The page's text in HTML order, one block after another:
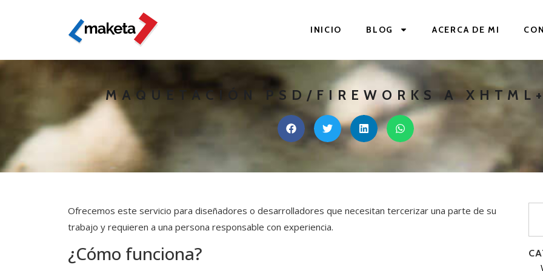
INICIO BLOG ACERCA DE MI
MAQUETACIÓN PSD/FIREWORKS A
Ofrecemos este servicio para diseñadores o desarrolladores que necesitan tercerizar una parte de su
trabajo y requieren a una persona responsable con experiencia.
¿Cómo funciona?